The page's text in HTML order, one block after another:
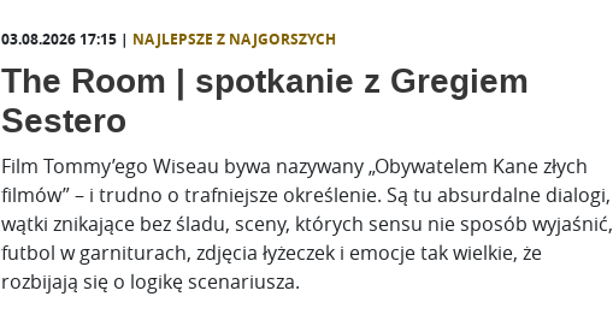
03.08.2026 17:15 | NAJLEPSZE Z NAJGORSZYCH
The Room | spotkanie z Gregiem
Sestero
Film Tommy’ego Wiseau bywa nazywany „Obywatelem Kane złych
filmów” – i trudno o trafniejsze określenie. Są tu absurdalne dialogi,
wątki znikające bez śladu, sceny, których sensu nie sposób wyjaśnić,
futbol w garniturach, zdjęcia łyżeczek i emocje tak wielkie, że
rozbijają się o logikę scenariusza.